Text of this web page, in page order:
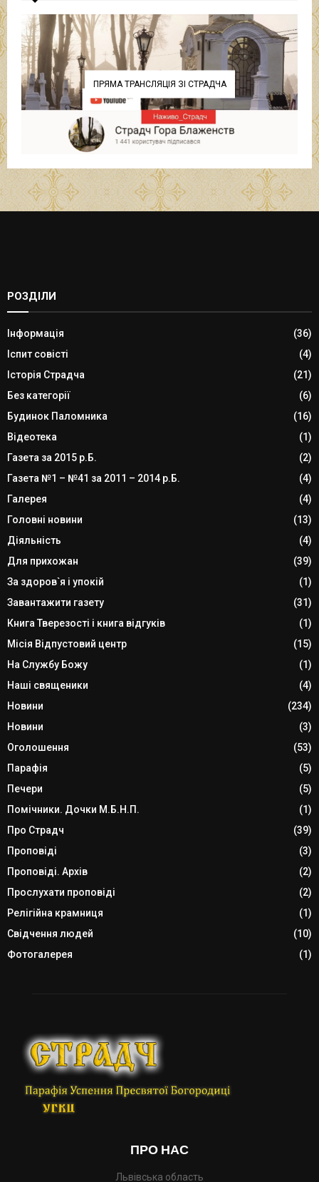
ПРЯМА ТРАНСЛЯЦІЯ ЗІ СТРАДЧА
РОЗДІЛИ
Інформація
(36)
Іспит совісті
(4)
Історія Страдча
(21)
Без категорії
(6)
Будинок Паломника
(16)
Відеотека
(1)
Газета за 2015 р.Б.
(2)
Газета №1 – №41 за 2011 – 2014 р.Б.
(4)
Галерея
(4)
Головні новини
(13)
Діяльність
(4)
Для прихожан
(39)
За здоров`я і упокій
(1)
Завантажити газету
(31)
Книга Тверезості і книга відгуків
(1)
Місія Відпустовий центр
(15)
На Службу Божу
(1)
Наші священики
(4)
Новини
(234)
Новини
(3)
Оголошення
(53)
Парафія
(5)
Печери
(5)
Помічники. Дочки М.Б.Н.П.
(1)
Про Страдч
(39)
Проповіді
(3)
Проповіді. Архів
(2)
Прослухати проповіді
(2)
Релігійна крамниця
(1)
Свідчення людей
(10)
Фотогалерея
(1)
ПРО НАС
Львівська область